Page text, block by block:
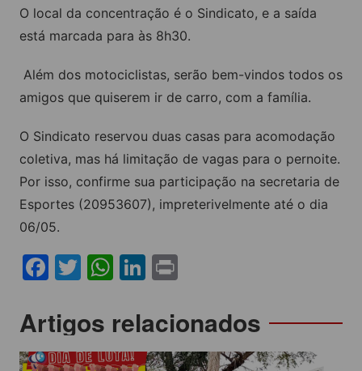
O local da concentração é o Sindicato, e a saída
está marcada para às 8h30.
Além dos motociclistas, serão bem-vindos todos os
amigos que quiserem ir de carro, com a família.
O Sindicato reservou duas casas para acomodação
coletiva, mas há limitação de vagas para o pernoite.
Por isso, confirme sua participação na secretaria de
Esportes (20953607), impreterivelmente até o dia
06/05.
F
c
e
T
itt
er
W
at
s
Li
k
e
t
Navegação
de
Artigos relacionados